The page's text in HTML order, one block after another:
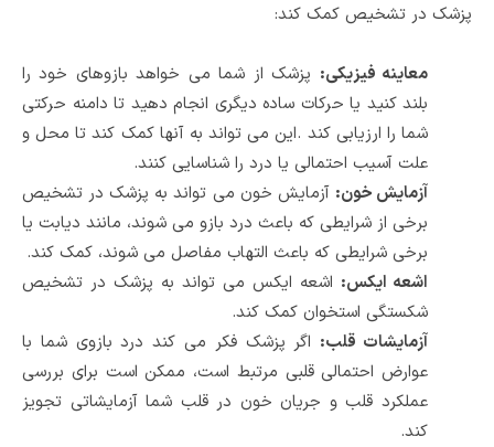
پزشک در تشخیص کمک کند:
معاینه فیزیکی: پزشک از شما می خواهد بازوهای خود را
بلند کنید یا حرکات ساده دیگری انجام دهید تا دامنه حرکتی
شما را ارزیابی کند .این می تواند به آنها کمک کند تا محل و
علت آسیب احتمالی یا درد را شناسایی کنند.
آزمایش خون: آزمایش خون می تواند به پزشک در تشخیص
برخی از شرایطی که باعث درد بازو می شوند، مانند دیابت یا
برخی شرایطی که باعث التهاب مفاصل می شوند، کمک کند.
اشعه ایکس: اشعه ایکس می تواند به پزشک در تشخیص
شکستگی استخوان کمک کند.
آزمایشات قلب: اگر پزشک فکر می کند درد بازوی شما با
عوارض احتمالی قلبی مرتبط است، ممکن است برای بررسی
عملکرد قلب و جریان خون در قلب شما آزمایشاتی تجویز
کند.